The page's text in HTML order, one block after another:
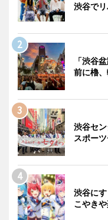
渋谷で
「渋谷
前に櫓
渋谷セ
スポー
渋谷に
こやき